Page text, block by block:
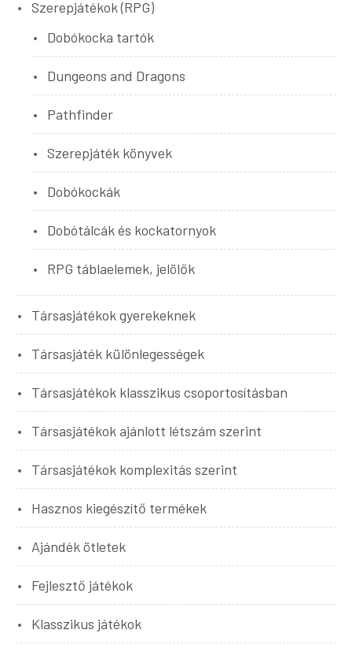
Szerepjátékok (RPG)
Dobókocka tartók
Dungeons and Dragons
Pathfinder
Szerepjáték könyvek
Dobókockák
Dobótálcák és kockatornyok
RPG táblaelemek, jelölők
Társasjátékok gyerekeknek
Társasjáték különlegességek
Társasjátékok klasszikus csoportosításban
Társasjátékok ajánlott létszám szerint
Társasjátékok komplexitás szerint
Hasznos kiegészítő termékek
Ajándék ötletek
Fejlesztő játékok
Klasszikus játékok